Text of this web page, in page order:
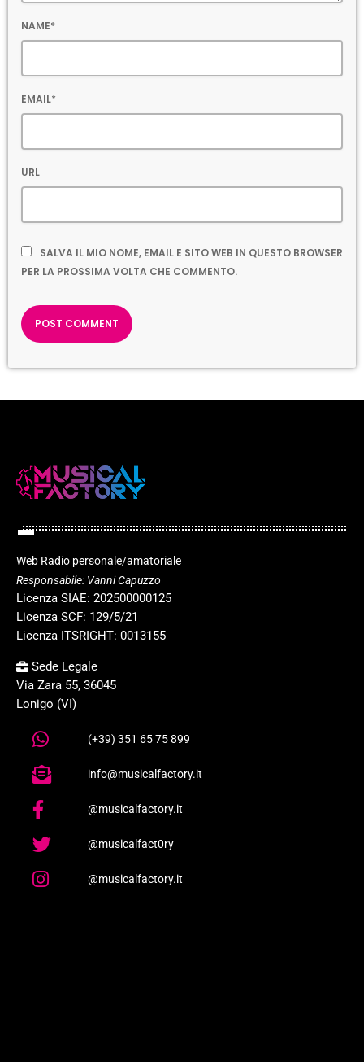
NAME*
EMAIL*
URL
SALVA IL MIO NOME, EMAIL E SITO WEB IN QUESTO BROWSER
PER LA PROSSIMA VOLTA CHE COMMENTO.
Web Radio personale/amatoriale
Responsabile: Vanni Capuzzo
Licenza SIAE: 202500000125
Licenza SCF: 129/5/21
Licenza ITSRIGHT: 0013155
Sede Legale
Via Zara 55, 36045
Lonigo (VI)
(+39) 351 65 75 899
info@musicalfactory.it
@musicalfactory.it
@musicalfact0ry
@musicalfactory.it